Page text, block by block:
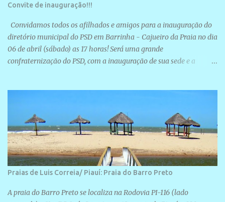
Convite de inauguração!!!
Convidamos todos os afilhados e amigos para a inauguração do
diretório municipal do PSD em Barrinha - Cajueiro da Praia no dia
06 de abril (sábado) as 17 horas! Será uma grande
confraternização do PSD, com a inauguração de sua sede e a
Praias de Luis Correia/ Piauí: Praia do Barro Preto
A praia do Barro Preto se localiza na Rodovia PI-116 (lado